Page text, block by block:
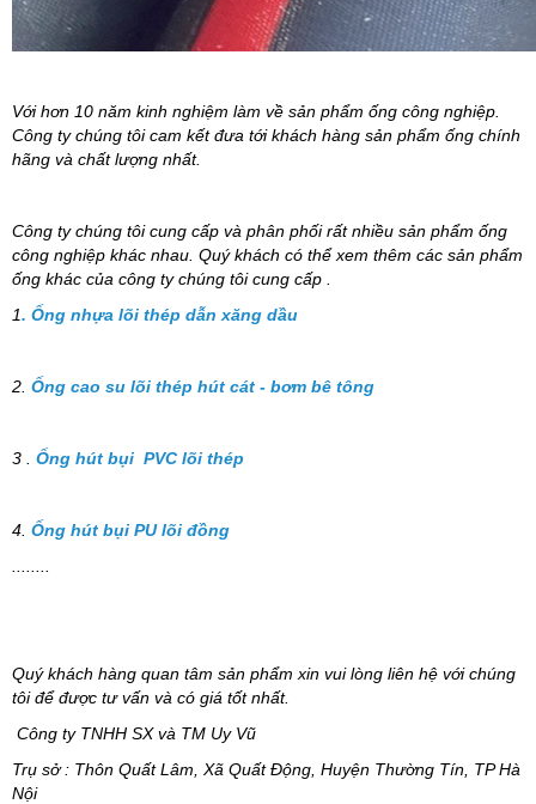
Với hơn 10 năm kinh nghiệm làm về sản phẩm ống công nghiệp.
Công ty chúng tôi cam kết đưa tới khách hàng sản phẩm ống chính
hãng và chất lượng nhất.
Công ty chúng tôi cung cấp và phân phối rất nhiều sản phẩm ống
công nghiệp khác nhau. Quý khách có thể xem thêm các sản phẩm
ống khác của công ty chúng tôi cung cấp .
1. Ống nhựa lõi thép dẫn xăng dầu
2. Ống cao su lõi thép hút cát - bơm bê tông
3 . Ống hút bụi PVC lõi thép
4. Ống hút bụi PU lõi đồng
Quý khách hàng quan tâm sản phẩm xin vui lòng liên hệ với chúng
tôi để được tư vấn và có giá tốt nhất.
Công ty TNHH SX và TM Uy Vũ
Trụ sở : Thôn Quất Lâm, Xã Quất Động, Huyện Thường Tín, TP Hà
Nội